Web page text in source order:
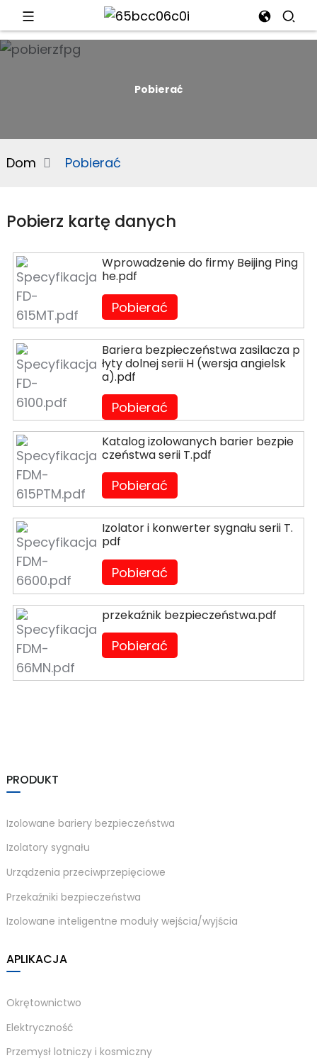
Pobierać
Dom Pobierać
Pobierz kartę danych
Wprowadzenie do firmy Beijing Ping
he.pdf
Pobierać
Bariera bezpieczeństwa zasilacza p
łyty dolnej serii H (wersja angielsk
a).pdf
Pobierać
Katalog izolowanych barier bezpie
czeństwa serii T.pdf
Pobierać
Izolator i konwerter sygnału serii T.
pdf
Pobierać
przekaźnik bezpieczeństwa.pdf
Pobierać
PRODUKT
Izolowane bariery bezpieczeństwa
Izolatory sygnału
Urządzenia przeciwprzepięciowe
Przekaźniki bezpieczeństwa
Izolowane inteligentne moduły wejścia/wyjścia
APLIKACJA
Okrętownictwo
Elektryczność
Przemysł lotniczy i kosmiczny